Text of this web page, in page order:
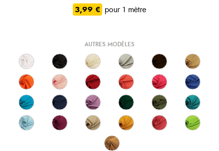
3,99 € pour 1 mètre
AUTRES MODÈLES